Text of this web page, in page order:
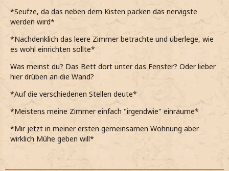
*Seufze, da das neben dem Kisten packen das nervigste
werden wird*
*Nachdenklich das leere Zimmer betrachte und überlege, wie
es wohl einrichten sollte*
Was meinst du? Das Bett dort unter das Fenster? Oder lieber
hier drüben an die Wand?
*Auf die verschiedenen Stellen deute*
*Meistens meine Zimmer einfach "irgendwie" einräume*
*Mir jetzt in meiner ersten gemeinsamen Wohnung aber
wirklich Mühe geben will*